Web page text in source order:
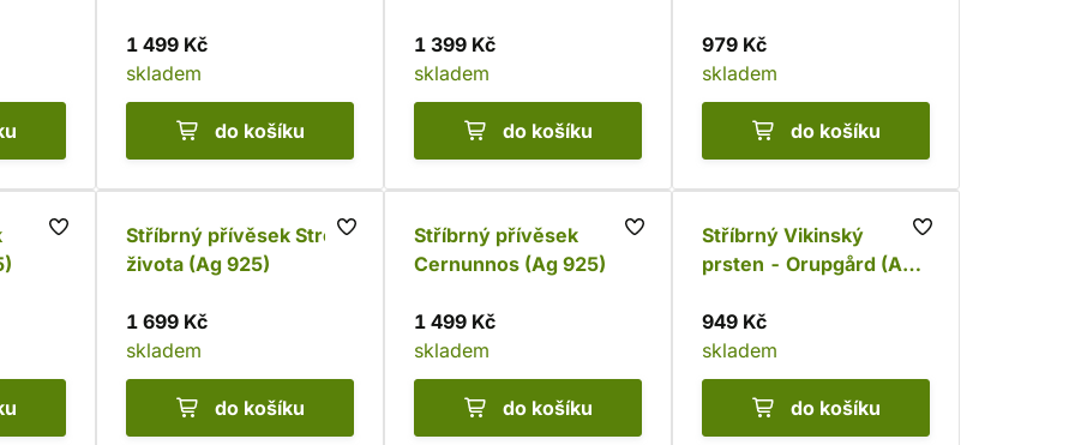
1 499 Kč
skladem
do košíku
1 399 Kč
skladem
do košíku
979 Kč
skladem
do košíku
Stříbrný přívěsek Strom
života (Ag 925)
1 699 Kč
skladem
do košíku
Stříbrný přívěsek
Cernunnos (Ag 925)
1 499 Kč
skladem
do košíku
Stříbrný Vikinský
prsten - Orupgård (Ag
949 Kč
skladem
do košíku